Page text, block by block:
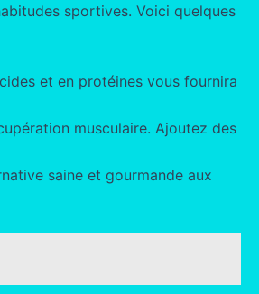
sportives. Voici quelques
et en protéines vous fournira
musculaire. Ajoutez des
saine et gourmande aux